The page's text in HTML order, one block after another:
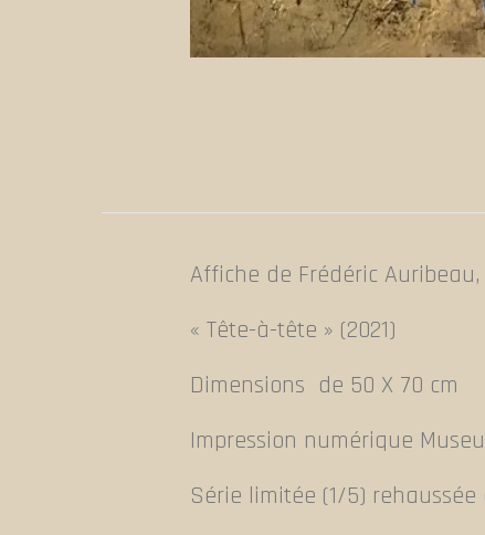
Affiche de Frédéric
« Tête-à-tête » (2021)
Dimensions de 50 X 70 cm
Impression numérique
Série limitée (1/5)